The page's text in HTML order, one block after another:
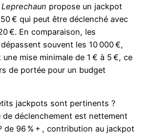
propose un jackpot
€ qui peut être déclenché avec
€. En comparaison, les
souvent les 10 000 €,
une mise minimale de 1 € à 5 €, ce
de portée pour un budget
jackpots sont pertinents ?
de déclenchement est nettement
de 96 % + , contribution au jackpot